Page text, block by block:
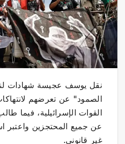
نقل يوسف عجيسة شهادات
الصمود" عن تعرضهم
القوات الإسرائيلية، فيما
عن جميع المحتجزين واعتبر
غير قانوني.